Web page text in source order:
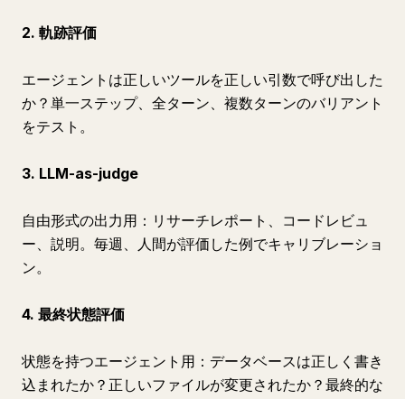
2. 軌跡評価
エージェントは正しいツールを正しい引数で呼び出した
か？単一ステップ、全ターン、複数ターンのバリアント
をテスト。
3. LLM-as-judge
自由形式の出力用：リサーチレポート、コードレビュ
ー、説明。毎週、人間が評価した例でキャリブレーショ
ン。
4. 最終状態評価
状態を持つエージェント用：データベースは正しく書き
込まれたか？正しいファイルが変更されたか？最終的な